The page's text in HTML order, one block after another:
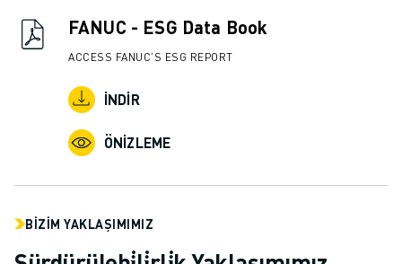
FANUC - ESG Data Book
ACCESS FANUC’S ESG REPORT
İNDIR
ÖNIZLEME
BIZIM YAKLAŞIMIMIZ